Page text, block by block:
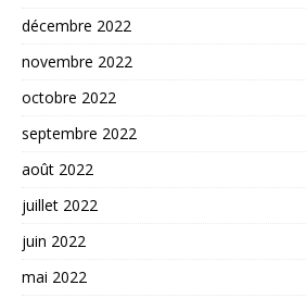
décembre 2022
novembre 2022
octobre 2022
septembre 2022
août 2022
juillet 2022
juin 2022
mai 2022